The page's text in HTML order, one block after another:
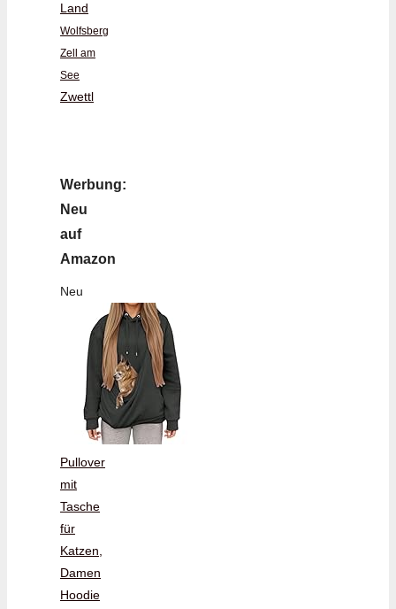
Land
Wolfsberg
Zell am
See
Zwettl
Werbung:
Neu
auf
Amazon
Neu
Pullover
mit
Tasche
für
Katzen,
Damen
Hoodie